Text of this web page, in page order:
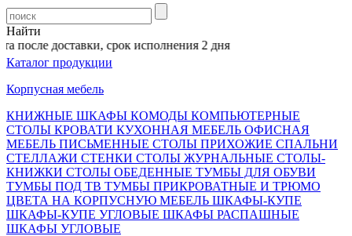
Найти
после доставки, срок исполнения 2 дня
Каталог продукции
Корпусная мебель
КНИЖНЫЕ ШКАФЫ КОМОДЫ КОМПЬЮТЕРНЫЕ
СТОЛЫ КРОВАТИ КУХОННАЯ МЕБЕЛЬ ОФИСНАЯ
МЕБЕЛЬ ПИСЬМЕННЫЕ СТОЛЫ ПРИХОЖИЕ СПАЛЬНИ
СТЕЛЛАЖИ СТЕНКИ СТОЛЫ ЖУРНАЛЬНЫЕ СТОЛЫ-
КНИЖКИ СТОЛЫ ОБЕДЕННЫЕ ТУМБЫ ДЛЯ ОБУВИ
ТУМБЫ ПОД ТВ ТУМБЫ ПРИКРОВАТНЫЕ И ТРЮМО
ЦВЕТА НА КОРПУСНУЮ МЕБЕЛЬ ШКАФЫ-КУПЕ
ШКАФЫ-КУПЕ УГЛОВЫЕ ШКАФЫ РАСПАШНЫЕ
ШКАФЫ УГЛОВЫЕ